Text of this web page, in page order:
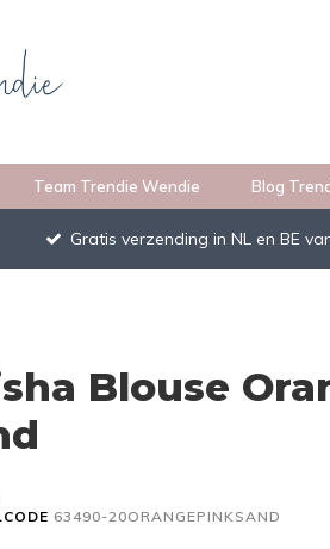
Team Trendie Wendie Blog
Gratis verzending in NL en BE
Blouse
63490-20ORANGEPINKSAND